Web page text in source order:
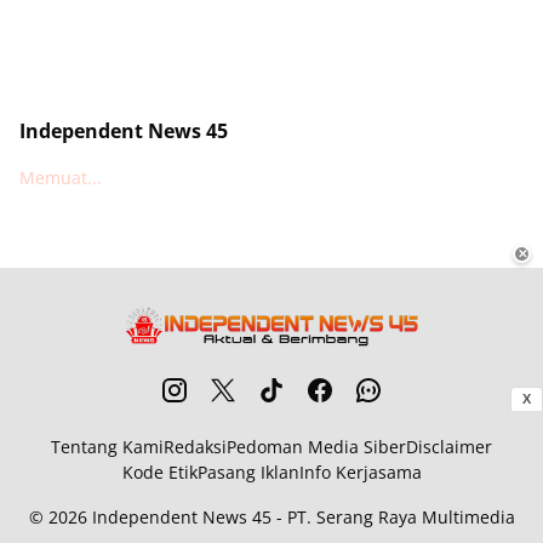
Independent News 45
Memuat...
X
✕
Tentang KamiRedaksiPedoman Media SiberDisclaimer
Kode EtikPasang IklanInfo Kerjasama
© 2026 Independent News 45- PT. Serang Raya Multimedia